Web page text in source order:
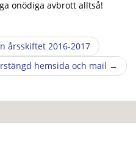
n
onödiga avbrott alltså!
årsskiftet 2016-2017
hemsida och mail →